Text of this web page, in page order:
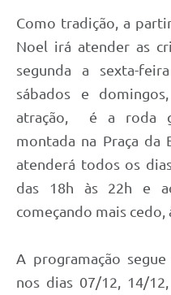
Como tradição, a
Noel irá atender as
segunda a sexta-
sábados e
atração, é a roda
montada na Praça
atenderá todos os
das 18h às 22h e
começando mais cedo,
A programação
nos dias 07/12, 14/